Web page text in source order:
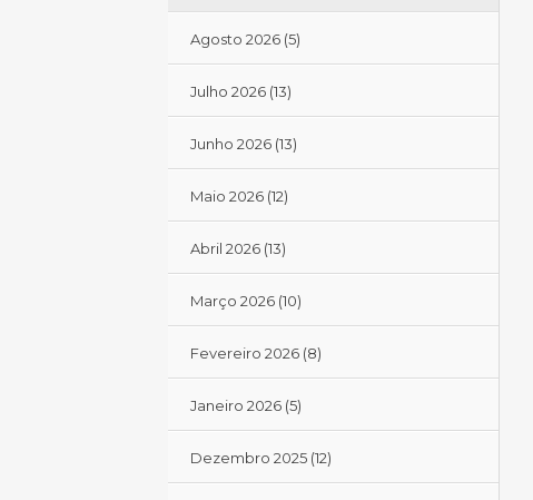
Agosto 2026(5)
Julho 2026(13)
Junho 2026(13)
Maio 2026(12)
Abril 2026(13)
Março 2026(10)
Fevereiro 2026(8)
Janeiro 2026(5)
Dezembro 2025(12)